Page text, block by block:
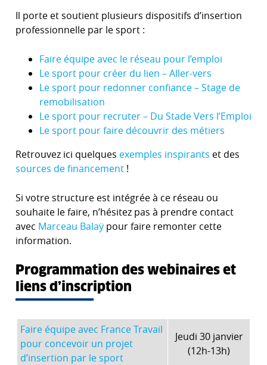
Il porte et soutient plusieurs dispositifs d’insertion
professionnelle par le sport :
Faire équipe avec le réseau pour l’emploi
Le sport pour créer du lien – Aller-vers
Le sport pour redonner confiance – Stage de
remobilisation
Le sport pour recruter – Du Stade Vers l’Emploi
Le sport pour faire découvrir des métiers
Retrouvez ici quelques exemples inspirants et des
sources de financement !
Si votre structure est intégrée à ce réseau ou
souhaite le faire, n’hésitez pas à prendre contact
avec Marceau Balaÿ pour faire remonter cette
information.
Programmation des webinaires et
liens d’inscription
Faire équipe avec France Travail
pour concevoir un projet
d’insertion par le sport
Jeudi 30 janvier
(12h-13h)